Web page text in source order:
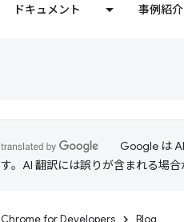
ドキュメント 事例紹介
Google は
す。AI 翻訳には誤りが含まれる場合
Chrome for Developers Blog